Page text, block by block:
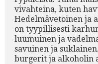
vivahteina, kuten
Hedelmävetoinen ja
on tyypillisesti
luumuinen ja
savuinen ja
burgerit ja alkoholin